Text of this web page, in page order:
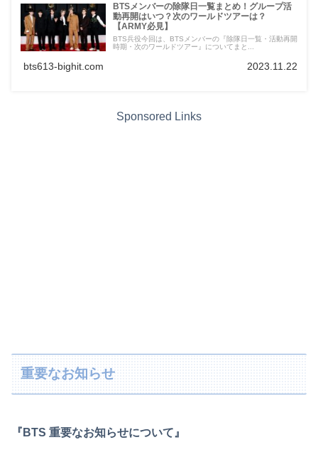
BTSメンバーの除隊日一覧まとめ！グループ活
動再開はいつ？次のワールドツアーは？
【ARMY必見】
BTS兵役今回は、BTSメンバーの『除隊日一覧・活動再開
時期・次のワールドツアー』についてまと...
bts613-bighit.com 2023.11.22
Sponsored Links
重要なお知らせ
『BTS 重要なお知らせについて』